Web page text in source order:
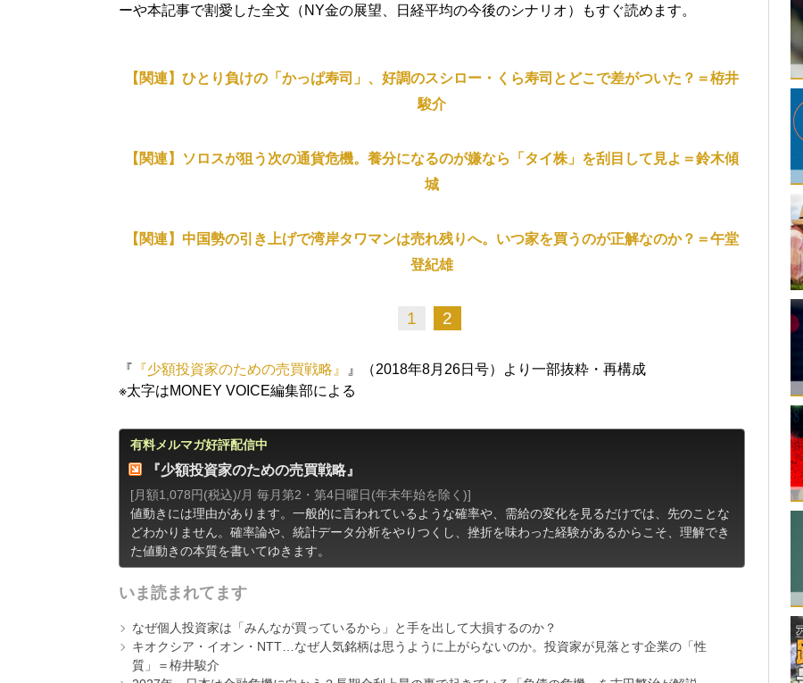
ーや本記事で割愛した全文（NY金の展望、日経平均の今後のシナリオ）もすぐ読めます。
【関連】ひとり負けの「かっぱ寿司」、好調のスシロー・くら寿司とどこで差がついた？＝栫井
駿介
【関連】ソロスが狙う次の通貨危機。養分になるのが嫌なら「タイ株」を刮目して見よ＝鈴木傾
城
【関連】中国勢の引き上げで湾岸タワマンは売れ残りへ。いつ家を買うのが正解なのか？＝午堂
登紀雄
1 2
『 『少額投資家のための売買戦略』
』（2018年8月26日号）より一部抜粋・再構成
※太字はMONEY VOICE編集部による
有料メルマガ好評配信中
『少額投資家のための売買戦略』
[月額1,078円(税込)/月 毎月第2・第4日曜日(年末年始を除く)]
値動きには理由があります。一般的に言われているような確率や、需給の変化を見るだけでは、先のことな
どわかりません。確率論や、統計データ分析をやりつくし、挫折を味わった経験があるからこそ、理解でき
た値動きの本質を書いてゆきます。
いま読まれてます
なぜ個人投資家は「みんなが買っているから」と手を出して大損するのか？
キオクシア・イオン・NTT…なぜ人気銘柄は思うように上がらないのか。投資家が見落とす企業の「性
質」＝栫井駿介